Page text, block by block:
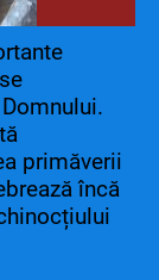
primăverii
încă